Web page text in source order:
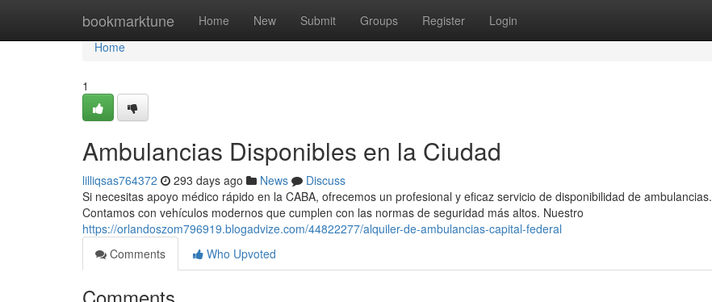
bookmarktune Home New Submit Groups Register Login
Home
Home
1
Ambulancias Disponibles en la Ciudad
lilliqsas764372 293 days ago News
Discuss
Si necesitas apoyo médico rápido en la CABA, ofrecemos un profesional y eficaz servicio de disponibilidad de ambulancias.
Contamos con vehículos modernos que cumplen con las normas de seguridad más altos. Nuestro
https://orlandoszom796919.blogadvize.com/44822277/alquiler-de-ambulancias-capital-federal
Comments
Who Upvoted